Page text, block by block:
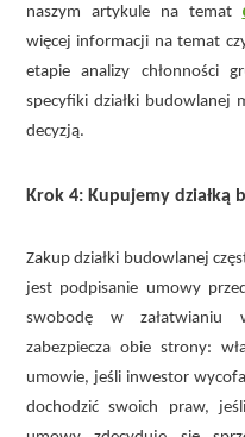
naszym artykule na temat
więcej informacji na temat
etapie analizy chłonności
specyfiki działki budowlanej
decyzją.
Krok 4: Kupujemy działką
Zakup działki budowlanej
jest podpisanie umowy
swobodę w załatwianiu
zabezpiecza obie strony:
umowie, jeśli inwestor
dochodzić swoich praw,